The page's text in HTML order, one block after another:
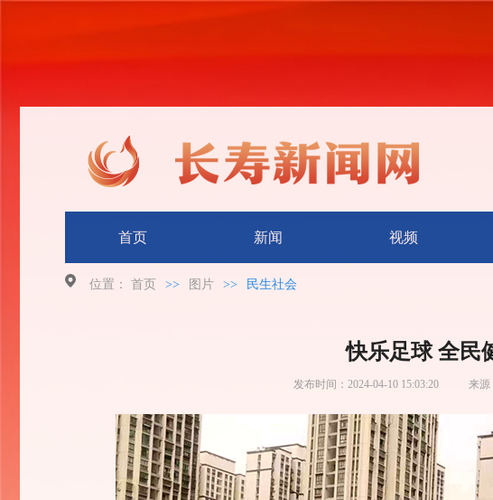
首页 新闻 视频
位置： 首页 >> 图片 >> 民生社会
快乐足球 全民
发布时间： 2024-04-10 15:03:20 来源